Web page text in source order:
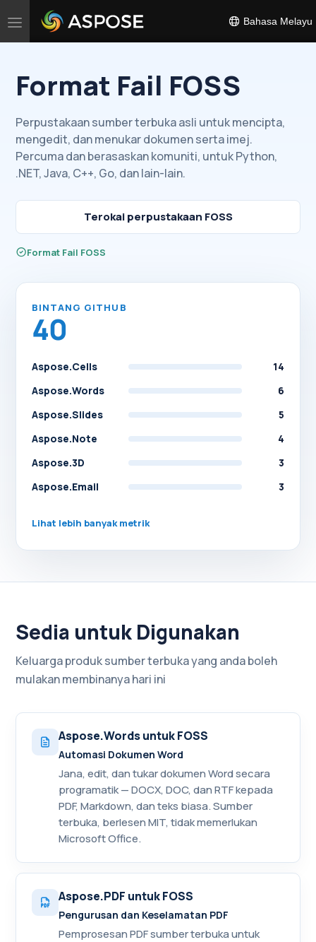
Togol
Bahasa Melayu
Format Fail FOSS
Perpustakaan sumber terbuka asli untuk mencipta,
mengedit, dan menukar dokumen serta imej.
Percuma dan berasaskan komuniti, untuk Python,
.NET, Java, C++, Go, dan lain-lain.
Terokai perpustakaan FOSS
Format Fail FOSS
BINTANG GITHUB
40
Aspose.Cells
14
Aspose.Words
6
Aspose.Slides
5
Aspose.Note
4
Aspose.3D
3
Aspose.Email
3
Lihat lebih banyak metrik
Sedia untuk Digunakan
Keluarga produk sumber terbuka yang anda boleh
mulakan membinanya hari ini
Aspose.Words untuk FOSS
Automasi Dokumen Word
Jana, edit, dan tukar dokumen Word secara
programatik — DOCX, DOC, dan RTF kepada
PDF, Markdown, dan teks biasa. Sumber
terbuka, berlesen MIT, tidak memerlukan
Microsoft Office.
Aspose.PDF untuk FOSS
Pengurusan dan Keselamatan PDF
Pemprosesan PDF sumber terbuka untuk